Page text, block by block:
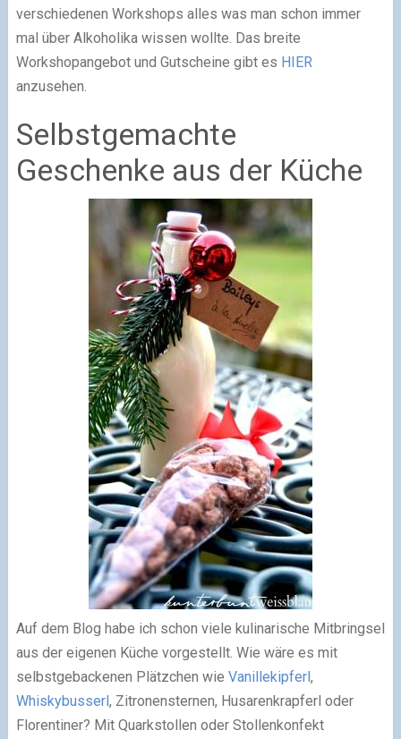
verschiedenen Workshops alles was man schon immer
mal über Alkoholika wissen wollte. Das breite
Workshopangebot und Gutscheine gibt es HIER
anzusehen.
Selbstgemachte
Geschenke aus der Küche
Auf dem Blog habe ich schon viele kulinarische Mitbringsel
aus der eigenen Küche vorgestellt. Wie wäre es mit
selbstgebackenen Plätzchen wie Vanillekipferl,
Whiskybusserl, Zitronensternen, Husarenkrapferl oder
Florentiner? Mit Quarkstollen oder Stollenkonfekt